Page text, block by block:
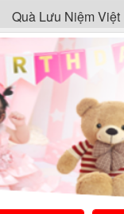
Quà Lưu Niệm Việt